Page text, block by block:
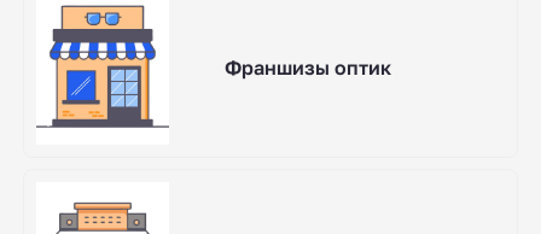
Франшизы оптик